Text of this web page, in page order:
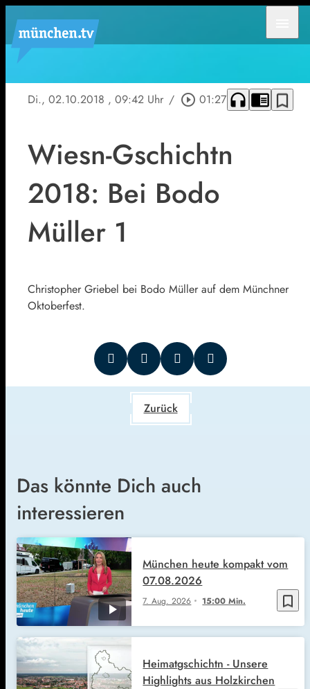
Di., 02.10.2018 , 09:42 Uhr / play_circle_outline 01:27 headphones chrome_reader_mode bookmark_border
Wiesn-Gschichtn
2018: Bei Bodo
Müller 1
Christopher Griebel bei Bodo Müller auf dem Münchner
Oktoberfest.
Zurück
Das könnte Dich auch
interessieren
bookmark_border
7. Aug. 2026 15:00 Min.
München heute kompakt vom
07.08.2026
Heimatgschichtn - Unsere
Highlights aus Holzkirchen